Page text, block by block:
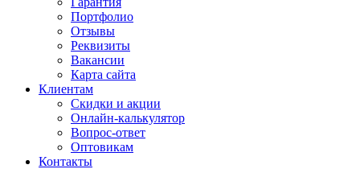
Портфолио
Отзывы
Реквизиты
Вакансии
Карта сайта
Клиентам
Скидки и акции
Онлайн-калькулятор
Вопрос-ответ
Оптовикам
Контакты